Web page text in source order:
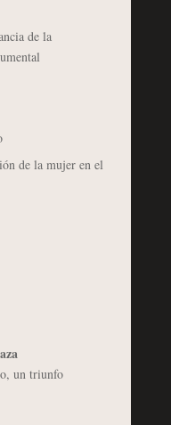
de la
de la mujer en el
un triunfo